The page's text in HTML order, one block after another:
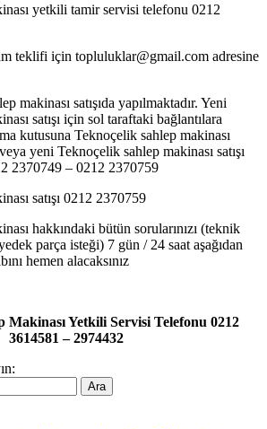
yetkili tamir servisi telefonu 0212
teklifi için topluluklar@gmail.com adresine
makinası satışıda yapılmaktadır. Yeni
satışı için sol taraftaki bağlantılara
kutusuna Teknoçelik sahlep makinası
yeni Teknoçelik sahlep makinası satışı
2370749 – 0212 2370759
satışı 0212 2370759
hakkındaki bütün sorularınızı (teknik
parça isteği) 7 gün / 24 saat aşağıdan
hemen alacaksınız
Makinası Yetkili Servisi Telefonu 0212
3614581 – 2974432